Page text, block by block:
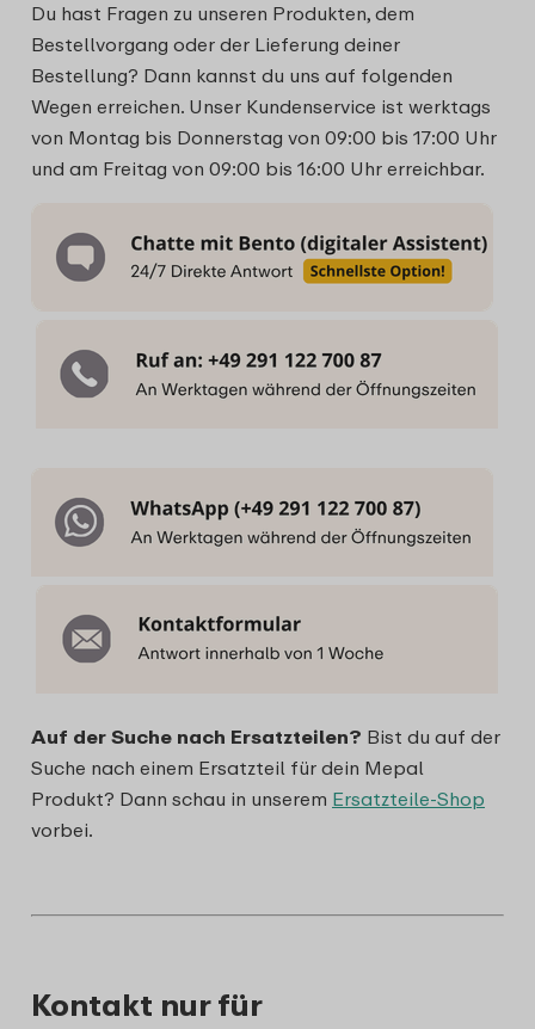
Du hast Fragen zu unseren Produkten, dem
Bestellvorgang oder der Lieferung deiner
Bestellung? Dann kannst du uns auf folgenden
Wegen erreichen. Unser Kundenservice ist werktags
von Montag bis Donnerstag von 09:00 bis 17:00 Uhr
und am Freitag von 09:00 bis 16:00 Uhr erreichbar.
Auf der Suche nach Ersatzteilen? Bist du auf der
Suche nach einem Ersatzteil für dein Mepal
Produkt? Dann schau in unserem Ersatzteile-Shop
vorbei.
Kontakt nur für